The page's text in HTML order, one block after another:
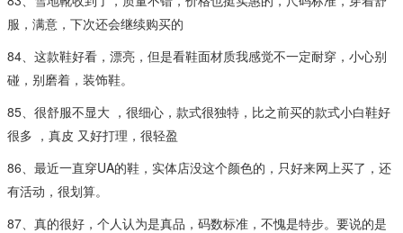
服，满意，下次还会继续购买的
84、这款鞋好看，漂亮，但是看鞋面材质我感觉不一定耐穿，小心别
碰，别磨着，装饰鞋。
85、很舒服不显大 ，很细心，款式很独特，比之前买的款式小白鞋好
很多 ，真皮 又好打理，很轻盈
86、最近一直穿UA的鞋，实体店没这个颜色的，只好来网上买了，还
有活动，很划算。
87、真的很好，个人认为是真品，码数标准，不愧是特步。要说的是